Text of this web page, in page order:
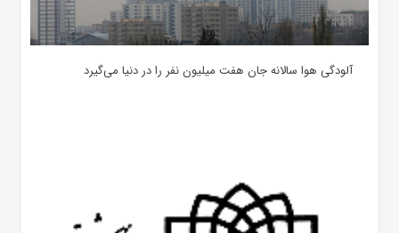
آلودگی هوا سالانه جان هفت میلیون نفر را در دنیا می‌گیرد